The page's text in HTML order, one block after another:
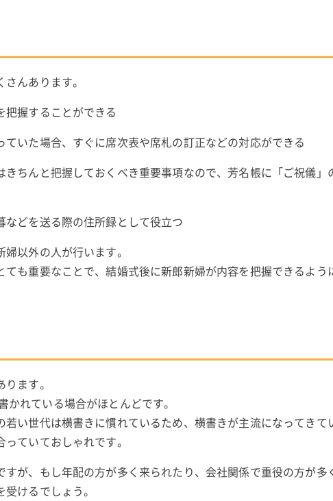
んあります。
握することができる
いた場合、すぐに席次表や席札の訂正などの対応ができる
ちんと把握しておくべき重要事項なので、芳名帳に「ご祝儀」
どを送る際の住所録として役立つ
以外の人が行います。
も重要なことで、結婚式後に新郎新婦が内容を把握できるよう
ます。
かれている場合がほとんどです。
い世代は横書きに慣れているため、横書きが主流になってきて
ていておしゃれです。
が、もし年配の方が多く来られたり、会社関係で重役の方が多
けるでしょう。